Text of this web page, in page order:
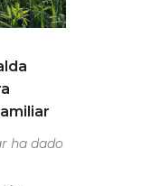
ha dado